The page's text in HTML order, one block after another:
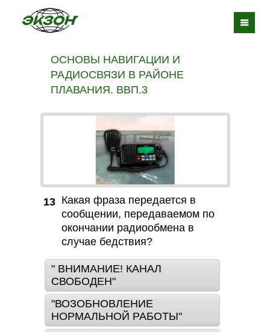
ОСНОВЫ НАВИГАЦИИ И
РАДИОСВЯЗИ В РАЙОНЕ
ПЛАВАНИЯ. ВВП.3
13 Какая фраза передается в
сообщении, передаваемом по
окончании радиообмена в
случае бедствия?
" ВНИМАНИЕ! КАНАЛ
СВОБОДЕН"
"ВОЗОБНОВЛЕНИЕ
НОРМАЛЬНОЙ РАБОТЫ"